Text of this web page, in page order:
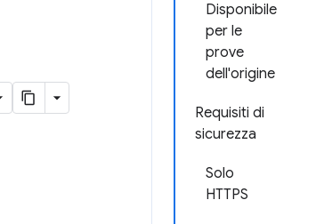
Disponibile
per le
prove
dell'origine
Requisiti di
sicurezza
Solo
HTTPS